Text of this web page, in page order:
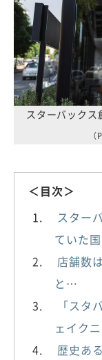
スターバック
＜目次＞
スター
ていた
店舗数
と…
「スタ
ェイク
歴史あ